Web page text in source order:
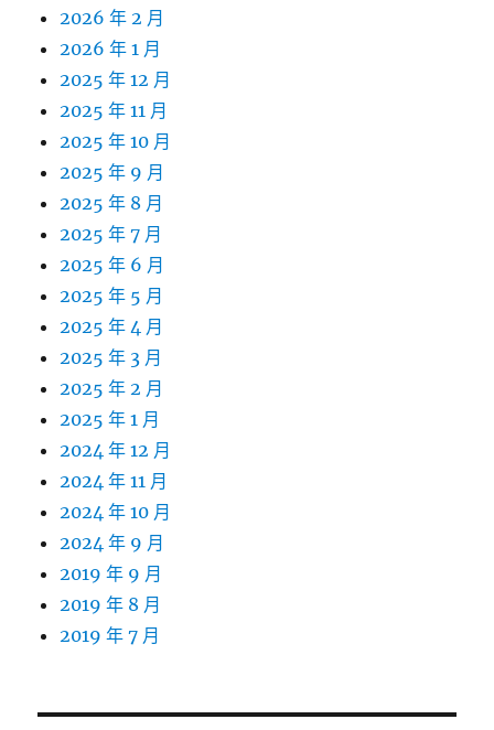
2026 年 2 月
2026 年 1 月
2025 年 12 月
2025 年 11 月
2025 年 10 月
2025 年 9 月
2025 年 8 月
2025 年 7 月
2025 年 6 月
2025 年 5 月
2025 年 4 月
2025 年 3 月
2025 年 2 月
2025 年 1 月
2024 年 12 月
2024 年 11 月
2024 年 10 月
2024 年 9 月
2019 年 9 月
2019 年 8 月
2019 年 7 月